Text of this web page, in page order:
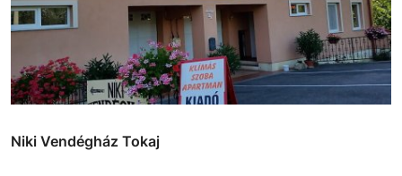
Niki Vendégház Tokaj